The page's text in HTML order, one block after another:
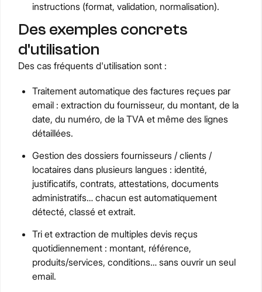
instructions (format, validation, normalisation).
Des exemples concrets
d'utilisation
Des cas fréquents d'utilisation sont :
Traitement automatique des factures reçues par
email : extraction du fournisseur, du montant, de la
date, du numéro, de la TVA et même des lignes
détaillées.
Gestion des dossiers fournisseurs / clients /
locataires dans plusieurs langues : identité,
justificatifs, contrats, attestations, documents
administratifs… chacun est automatiquement
détecté, classé et extrait.
Tri et extraction de multiples devis reçus
quotidiennement : montant, référence,
produits/services, conditions… sans ouvrir un seul
email.